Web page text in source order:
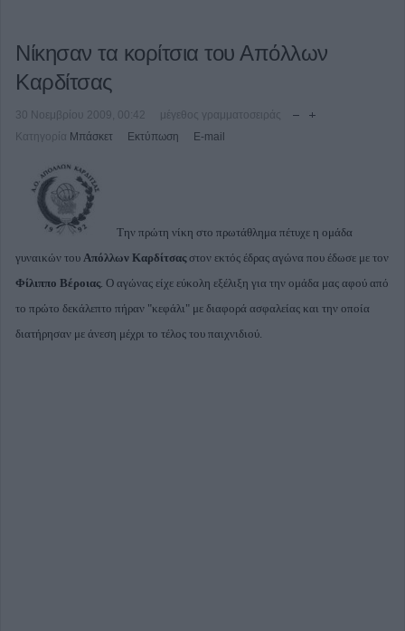
Νίκησαν τα κορίτσια του Απόλλων
Καρδίτσας
30 Νοεμβρίου 2009, 00:42
μέγεθος γραμματοσειράς
Κατηγορία Μπάσκετ Εκτύπωση E-mail
Την πρώτη νίκη στο πρωτάθλημα πέτυχε η ομάδα
γυναικών του Απόλλων Καρδίτσαςστον εκτός έδρας αγώνα που έδωσε με τον
Φίλιππο Βέροιας. Ο αγώνας είχε εύκολη εξέλιξη για την ομάδα μας αφού από
το πρώτο δεκάλεπτο πήραν "κεφάλι" με διαφορά ασφαλείας και την οποία
διατήρησαν με άνεση μέχρι το τέλος του παιχνιδιού.